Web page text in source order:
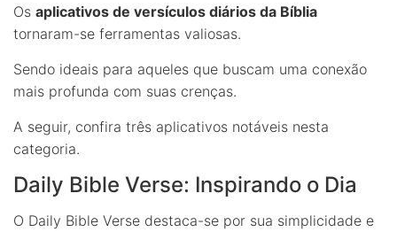
Os aplicativos de versículos diários da Bíblia
tornaram-se ferramentas valiosas.
Sendo ideais para aqueles que buscam uma conexão
mais profunda com suas crenças.
A seguir, confira três aplicativos notáveis nesta
categoria.
Daily Bible Verse: Inspirando o Dia
O Daily Bible Verse destaca-se por sua simplicidade e